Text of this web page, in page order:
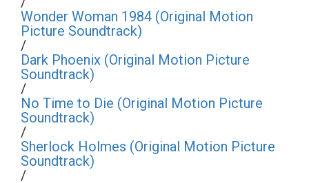
Wonder Woman 1984 (Original Motion
Picture Soundtrack)
/
Dark Phoenix (Original Motion Picture
Soundtrack)
/
No Time to Die (Original Motion Picture
Soundtrack)
/
Sherlock Holmes (Original Motion Picture
Soundtrack)
/